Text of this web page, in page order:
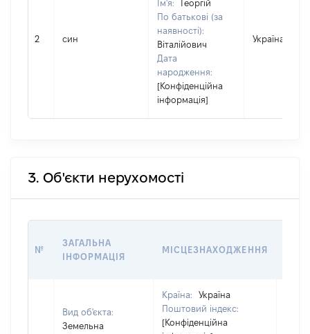
2 син
Ім'я:
Георгій
По батькові (за
наявності):
Віталійович
Дата
народження:
[Конфіденційна
інформація]
Україна
3. Об'єкти нерухомості
№
ЗАГАЛЬНА
ІНФОРМАЦІЯ
МІСЦЕЗНАХОДЖЕННЯ
Вид об'єкта:
Земельна
Країна:
Україна
Поштовий індекс:
[Конфіденційна